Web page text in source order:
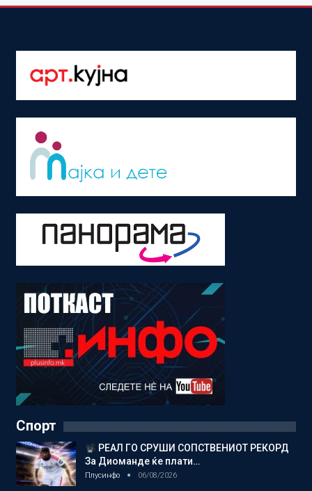
Спорт
РЕАЛ ГО СРУШИ СОПСТВЕНИОТ РЕКОРД
За Диоманде ќе плати…
Плусинфо 06/08/2026